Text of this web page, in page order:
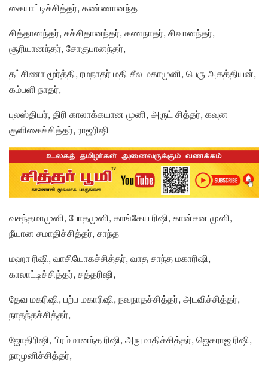
கையாட்டிச்சித்தர், கண்ணானந்த
சித்தானந்தர், சச்சிதானந்தர், கணநாதர், சிவானந்தர்,
சூரியானந்தர், சோகுபானந்தர்,
தட்சிணா மூர்த்தி, ரமநாதர் மதி சீல மகாமுனி, பெரு அகத்தியன்,
கம்பளி நாதர்,
புலஸ்தியர், திரி காலாக்கயான முனி, அருட் சித்தர், கவுன
குளிகைச்சித்தர், ராஜரிஷி
வசந்தமாமுனி, போதமுனி, காங்கேய ரிஷி, கான்சன முனி,
நீயான சமாதிச்சித்தர், சாந்த
மஹா ரிஷி, வாசியோகச்சித்தர், வாத சாந்த மகாரிஷி,
காலாட்டிச்சித்தர், சத்தரிஷி,
தேவ மகரிஷி, பற்ப மகாரிஷி, நவநாதச்சித்தர், அடவிச்சித்தர்,
நாதந்தச்சித்தர்,
ஜோதிரிஷி, பிரம்மானந்த ரிஷி, அநுமாதிச்சித்தர், ஜெகராஜ ரிஷி,
நாமுனிச்சித்தர்,